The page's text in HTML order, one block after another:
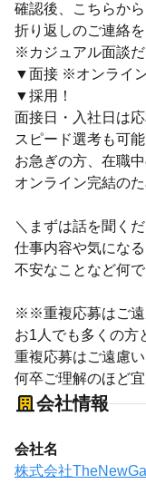
確認後、こちらから
折り返しのご連絡
※カジュアル面談だ
▼面接 ※オンライン
▼採用！
面接日・入社日は応
スピード選考も可能
お急ぎの方、在職
オンライン完結の
＼まずは話を聞く
仕事内容や気になる
不安なことなど何
※※重複応募はご
お1人でも多くの方
重複応募はご遠慮
何卒ご理解のほど
会社情報
会社名
株式会社